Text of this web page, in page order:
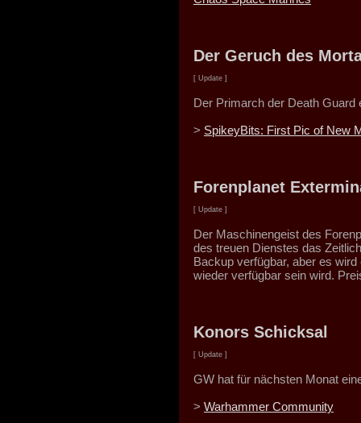
Der Geruch des
[ Update ]
Der Primarch der Death Guard
> SpikeyBits: First Pic of New
Forenplanet
[ Update ]
Der Maschinengeist des
des treuen Dienstes das
Backup verfügbar, aber es
wieder verfügbar sein wird.
Konors Schicksal
[ Update ]
GW hat für nächsten Monat
> Warhammer Community